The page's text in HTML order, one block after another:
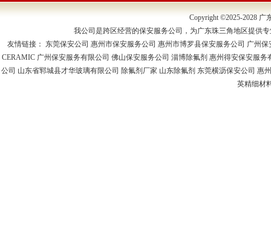
Copyright ©2025-2028
我公司是跨区经营的保安服务公司，为广东珠三角地区提供
友情链接：
东莞保安公司 惠州市保安服务公司 惠州市博罗县保安服务公司 广州保
CERAMIC 广州保安服务有限公司 佛山保安服务公司 淄博除氟剂 惠州得安保安服务
公司 山东省郓城县才华玻璃有限公司 除氟剂厂家 山东除氟剂 东莞横沥保安公司 惠
英精细材